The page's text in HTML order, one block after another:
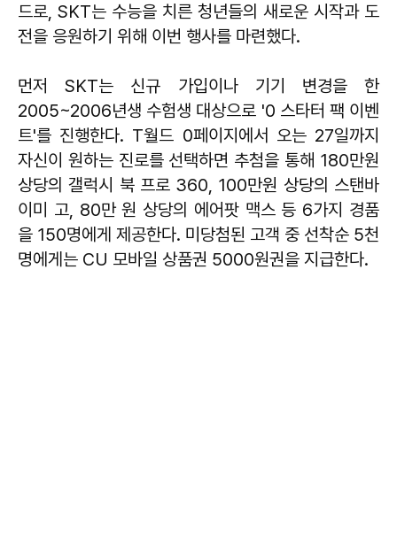
드로, SKT는 수능을 치른 청년들의 새로운 시작과 도
전을 응원하기 위해 이번 행사를 마련했다.
먼저 SKT는 신규 가입이나 기기 변경을 한
2005~2006년생 수험생 대상으로 '0 스타터 팩 이벤
트'를 진행한다. T월드 0페이지에서 오는 27일까지
자신이 원하는 진로를 선택하면 추첨을 통해 180만원
상당의 갤럭시 북 프로 360, 100만원 상당의 스탠바
이미 고, 80만 원 상당의 에어팟 맥스 등 6가지 경품
을 150명에게 제공한다. 미당첨된 고객 중 선착순 5천
명에게는 CU 모바일 상품권 5000원권을 지급한다.